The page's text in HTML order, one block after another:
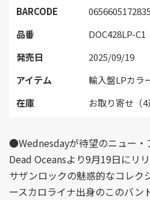
BARCODE
0656605172835
品番
DOC428LP-C1
発売日
2025/09/19
アイテム
輸入盤LPカラ
在庫
お取り寄せ（4
●Wednesdayが待望のニュー・
Dead Oceansより9月19日にリ
サザンロックの魅惑的なコレク
ースカロライナ出身のこのバン